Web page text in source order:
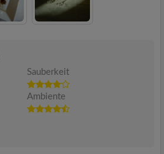
Sauberkeit
Ambiente